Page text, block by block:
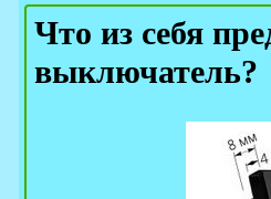
Что из себя
выключатель?